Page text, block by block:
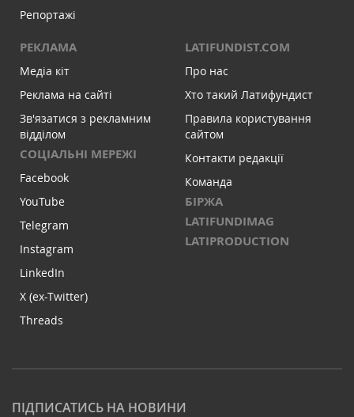
Репортажі
РЕКЛАМА
Медіа кіт
Реклама на сайті
Зв'язатися з рекламним
відділом
СОЦІАЛЬНІ МЕРЕЖІ
Facebook
YouTube
Telegram
Instagram
LinkedIn
X (ex-Twitter)
Threads
LATIFUNDIST.COM
Про нас
Хто такий Латифундист
Правила користування
сайтом
Контакти редакції
Команда
БІРЖА
LATIFUNDIMAG
LATIPRODUCTION
ПІДПИСАТИСЬ НА НОВИНИ